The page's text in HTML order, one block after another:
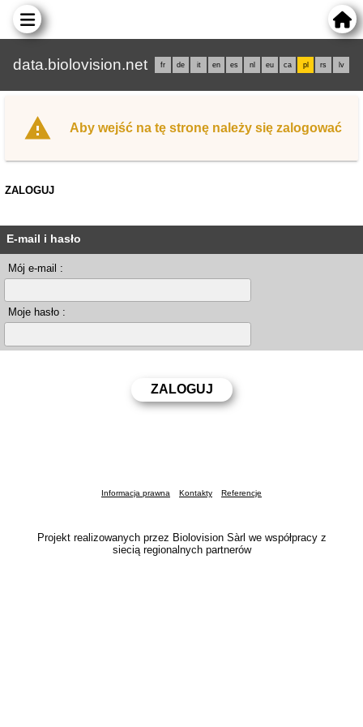
data.biolovision.net fr de it en es nl eu ca pl rs lv
Aby wejść na tę stronę należy się zalogować
ZALOGUJ
E-mail i hasło
Mój e-mail :
Moje hasło :
Informacja prawna Kontakty Referencje
Projekt realizowanych przez Biolovision Sàrl we współpracy z
siecią regionalnych partnerów